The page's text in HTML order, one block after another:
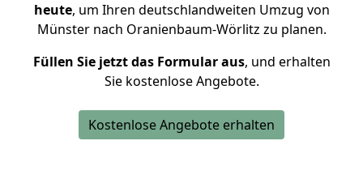
heute, um Ihren deutschlandweiten Umzug von
Münster nach Oranienbaum-Wörlitz zu planen.
Füllen Sie jetzt das Formular aus, und erhalten
Sie kostenlose Angebote.
Kostenlose Angebote erhalten